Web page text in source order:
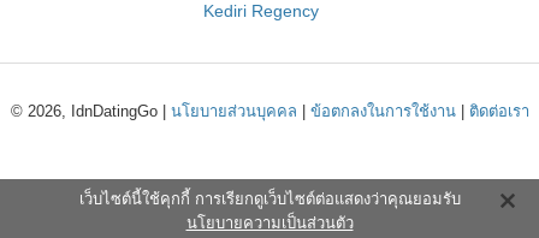
Kediri Regency
© 2026, IdnDatingGo | นโยบายส่วนบุคคล ข้อตกลงในการใช้งาน| ติดต่อเรา
เว็บไซต์นี้ใช้คุกกี้ การเรียกดูเว็บไซต์ต่อแสดงว่าคุณยอมรับ
นโยบายความเป็นส่วนตัว